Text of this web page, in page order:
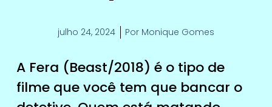
julho 24, 2024 Por Monique Gomes
A Fera (Beast/2018) é o tipo de
filme que você tem que bancar o